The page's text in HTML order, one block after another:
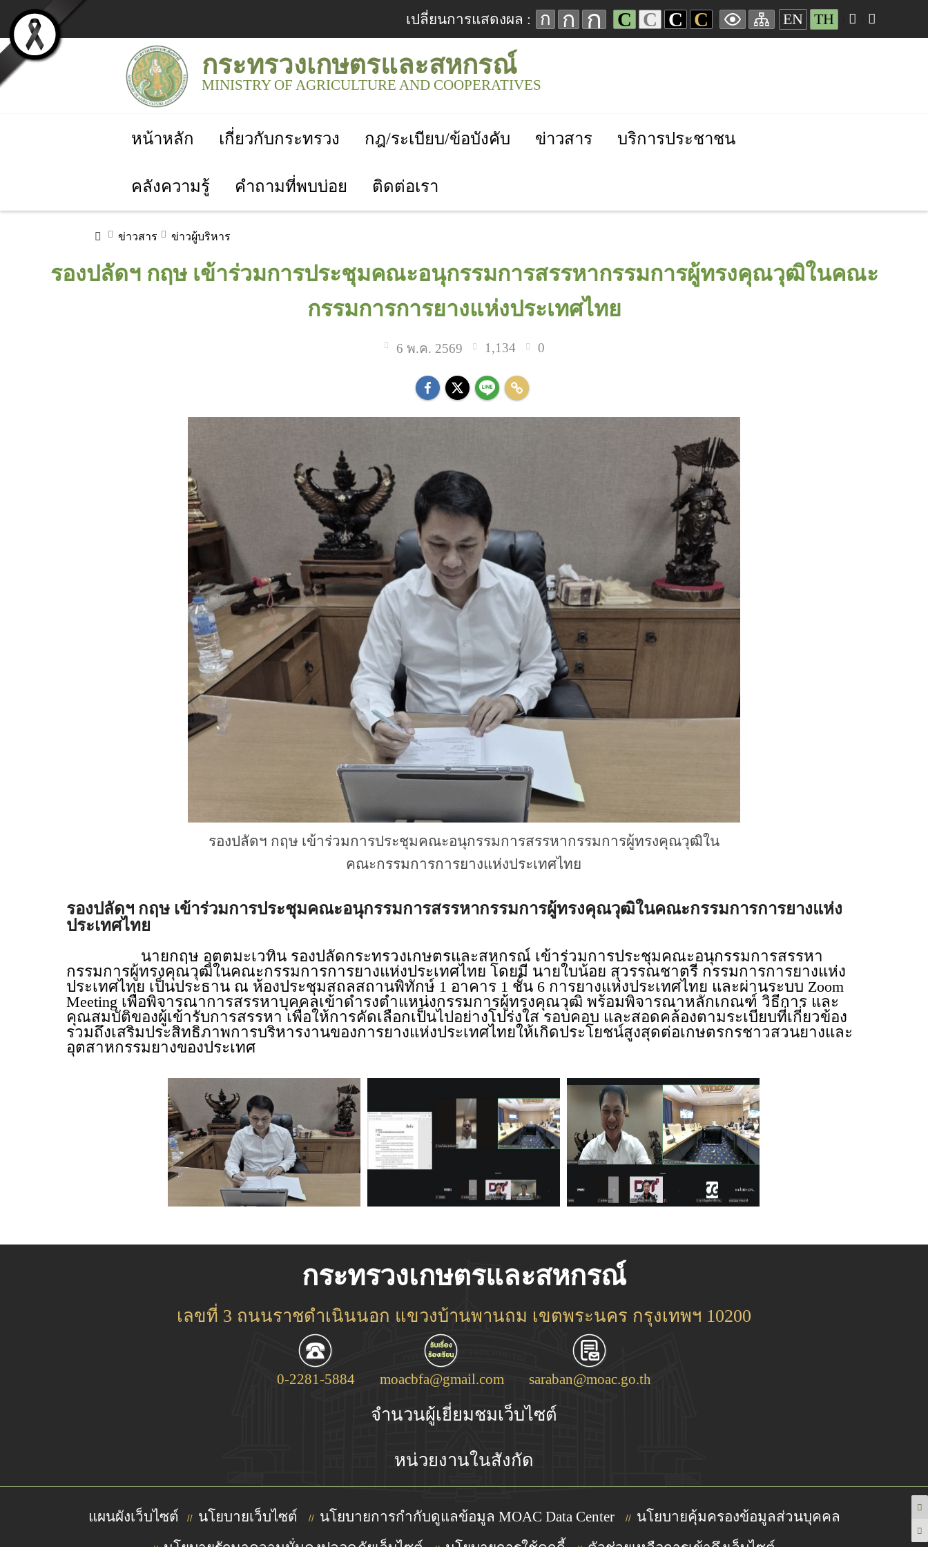
เปลี่ยนการแสดงผล : ก ก ก C C C C EN TH
กระทรวงเกษตรและสหกรณ์
MINISTRY OF AGRICULTURE AND COOPERATIVES
หน้าหลัก เกี่ยวกับกระทรวง กฎ/ระเบียบ/ข้อบังคับ ข่าวสาร บริการประชาชน
คลังความรู้ คำถามที่พบบ่อย ติดต่อเรา
ข่าวสาร ข่าวผู้บริหาร
รองปลัดฯ กฤษ เข้าร่วมการประชุมคณะอนุกรรมการสรรหากรรมการผู้ทรงคุณวุฒิในคณะ
กรรมการการยางแห่งประเทศไทย
6 พ.ค. 2569 1,134 0
รองปลัดฯ กฤษ เข้าร่วมการประชุมคณะอนุกรรมการสรรหากรรมการผู้ทรงคุณวุฒิใน
คณะกรรมการการยางแห่งประเทศไทย
รองปลัดฯ กฤษ เข้าร่วมการประชุมคณะอนุกรรมการสรรหากรรมการผู้ทรงคุณวุฒิในคณะกรรมการการยางแห่ง
ประเทศไทย
นายกฤษ อุตตมะเวทิน รองปลัดกระทรวงเกษตรและสหกรณ์ เข้าร่วมการประชุมคณะอนุกรรมการสรรหา
กรรมการผู้ทรงคุณวุฒิในคณะกรรมการการยางแห่งประเทศไทย โดยมี นายใบน้อย สุวรรณชาตรี กรรมการการยางแห่ง
ประเทศไทย เป็นประธาน ณ ห้องประชุมสถลสถานพิทักษ์ 1 อาคาร 1 ชั้น 6 การยางแห่งประเทศไทย และผ่านระบบ Zoom
Meeting เพื่อพิจารณาการสรรหาบุคคลเข้าดำรงตำแหน่งกรรมการผู้ทรงคุณวุฒิ พร้อมพิจารณาหลักเกณฑ์ วิธีการ และ
คุณสมบัติของผู้เข้ารับการสรรหา เพื่อให้การคัดเลือกเป็นไปอย่างโปร่งใส รอบคอบ และสอดคล้องตามระเบียบที่เกี่ยวข้อง
รวมถึงเสริมประสิทธิภาพการบริหารงานของการยางแห่งประเทศไทยให้เกิดประโยชน์สูงสุดต่อเกษตรกรชาวสวนยางและ
อุตสาหกรรมยางของประเทศ
กระทรวงเกษตรและสหกรณ์
เลขที่ 3 ถนนราชดำเนินนอก แขวงบ้านพานถม เขตพระนคร กรุงเทพฯ 10200
0-2281-5884 moacbfa@gmail.com saraban@moac.go.th
จำนวนผู้เยี่ยมชมเว็บไซต์
หน่วยงานในสังกัด
แผนผังเว็บไซต์ // นโยบายเว็บไซต์ // นโยบายการกำกับดูแลข้อมูล MOAC Data Center // นโยบายคุ้มครองข้อมูลส่วนบุคคล